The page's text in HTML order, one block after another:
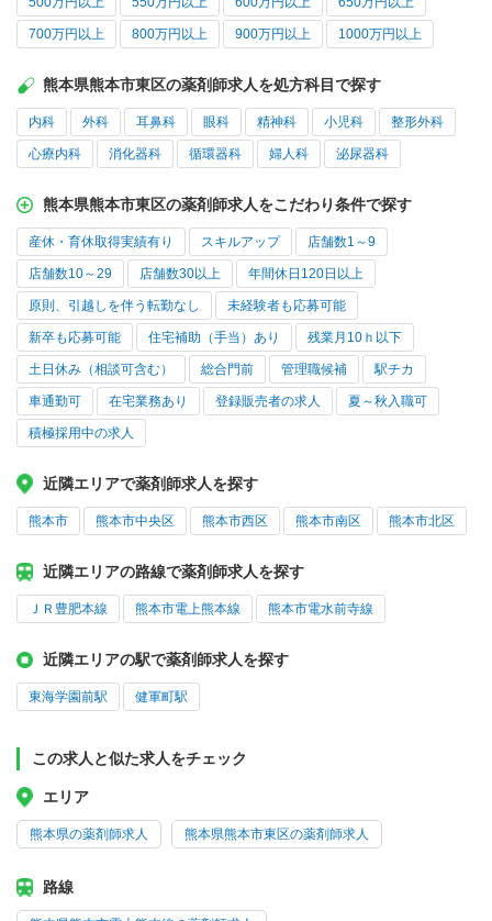
700万円以上 800万円以上 900万円以上 1000万円以上
熊本県熊本市東区の薬剤師求人を処方科目で探す
内科 外科 耳鼻科 眼科 精神科 小児科 整形外科
心療内科 消化器科 循環器科 婦人科 泌尿器科
熊本県熊本市東区の薬剤師求人をこだわり条件で探す
産休・育休取得実績有り スキルアップ 店舗数1～9
店舗数10～29 店舗数30以上 年間休日120日以上
原則、引越しを伴う転勤なし 未経験者も応募可能
新卒も応募可能 住宅補助（手当）あり 残業月10ｈ以下
土日休み（相談可含む） 総合門前 管理職候補 駅チカ
車通勤可 在宅業務あり 登録販売者の求人 夏～秋入職可
積極採用中の求人
近隣エリアで薬剤師求人を探す
熊本市 熊本市中央区 熊本市西区 熊本市南区 熊本市北区
近隣エリアの路線で薬剤師求人を探す
ＪＲ豊肥本線 熊本市電上熊本線 熊本市電水前寺線
近隣エリアの駅で薬剤師求人を探す
東海学園前駅 健軍町駅
この求人と似た求人をチェック
エリア
熊本県の薬剤師求人 熊本県熊本市東区の薬剤師求人
路線